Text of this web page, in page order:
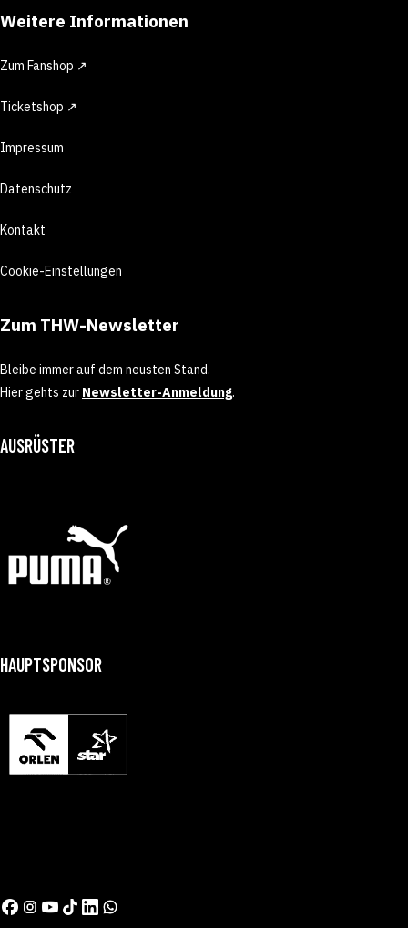
Weitere Informationen
Zum Fanshop ↗
Ticketshop ↗
Impressum
Datenschutz
Kontakt
Cookie-Einstellungen
Zum THW-Newsletter
Bleibe immer auf dem neusten Stand.
Hier gehts zur Newsletter-Anmeldung.
AUSRÜSTER
HAUPTSPONSOR